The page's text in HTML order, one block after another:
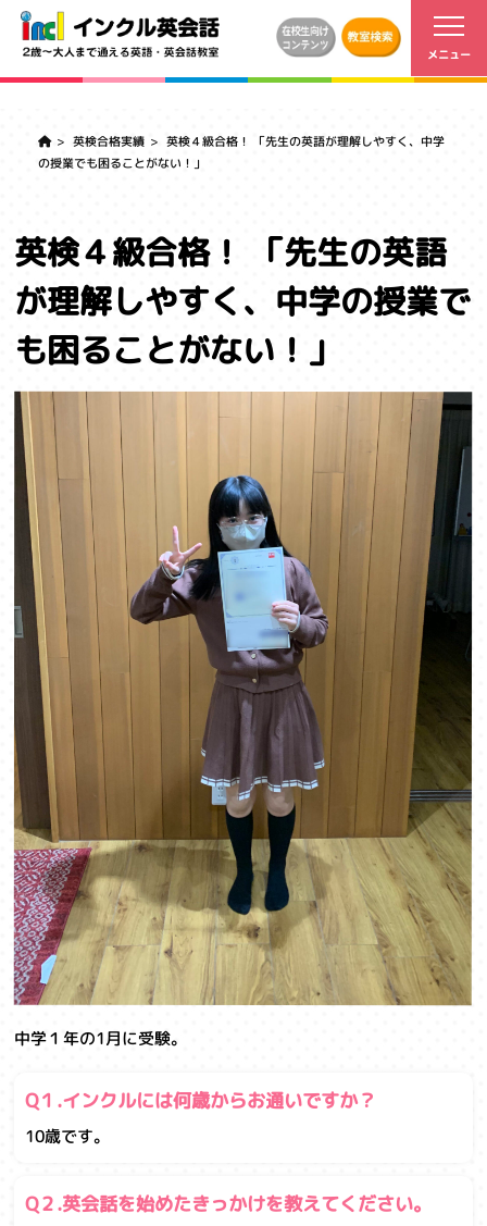
英検合格実績 英検４級合格！ 「先生の英語が理解しやすく、中学
の授業でも困ることがない！」
英検４級合格！ 「先生の英語
が理解しやすく、中学の授業で
も困ることがない！」
中学１年の1月に受験。
Q１.インクルには何歳からお通いですか？
10歳です。
Q２.英会話を始めたきっかけを教えてください。